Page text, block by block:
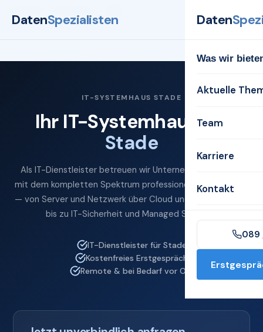
DatenSpezialisten Daten
Was wir
Aktuelle
Team
Karriere
Kontakt
089
IT-SYSTEMHAUS STADE
Ihr IT-Systemhaus für
Stade
Als IT-Dienstleister betreuen wir Unternehmen in Stade
mit dem kompletten Spektrum professioneller IT-Services
— von Server und Netzwerk über Cloud und Microsoft 365
bis zu IT-Sicherheit und Managed Services.
IT-Dienstleister für Stade
Kostenfreies Erstgespräch
Remote & bei Bedarf vor Ort